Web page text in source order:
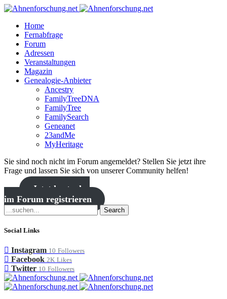
Home
Fernabfrage
Forum
Adressen
Veranstaltungen
Magazin
Genealogie-Anbieter
Ancestry
FamilyTreeDNA
FamilyTree
FamilySearch
Geneanet
23andMe
MyHeritage
Sie sind noch nicht im Forum angemeldet? Stellen Sie jetzt ihre
Frage und lassen Sie sich von unserer Community helfen!
Jetzt kostenlos
im Forum registrieren
Search
Social Links
Instagram 10 Followers
Facebook 2K Likes
Twitter 10 Followers